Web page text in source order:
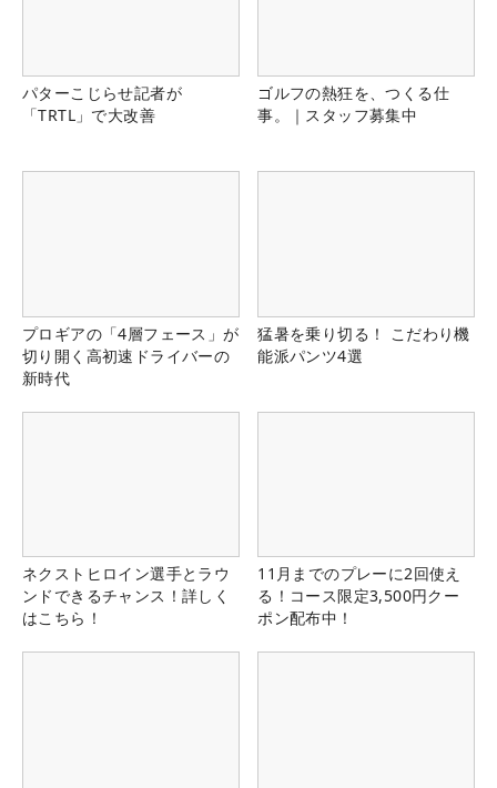
パターこじらせ記者が
「TRTL」で大改善
ゴルフの熱狂を、つくる仕
事。｜スタッフ募集中
プロギアの「4層フェース」が
切り開く高初速ドライバーの
新時代
猛暑を乗り切る！ こだわり機
能派パンツ4選
ネクストヒロイン選手とラウ
ンドできるチャンス！詳しく
はこちら！
11月までのプレーに2回使え
る！コース限定3,500円クー
ポン配布中！